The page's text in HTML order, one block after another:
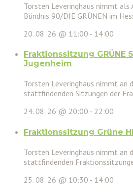
Torsten Leveringhaus nimmt als
Bündnis 90/DIE GRÜNEN im
20. 08. 26 @ 11:00 - 14:00
Fraktionssitzung GRÜNE
Jugenheim
Torsten Leveringhaus nimmt an
stattfindenden Sitzungen der
24. 08. 26 @ 20:00 - 22:00
Fraktionssitzung Grüne
Torsten Leveringhaus nimmt an
stattfindenden
25. 08. 26 @ 10:30 - 14:00